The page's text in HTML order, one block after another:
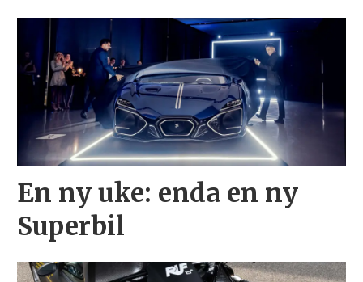
En ny uke: enda en ny
Superbil